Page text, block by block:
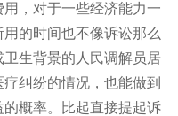
，对于一些经济能力一
的时间也不像诉讼那么
生背景的人民调解员居
纠纷的情况，也能做到
概率。比起直接提起诉